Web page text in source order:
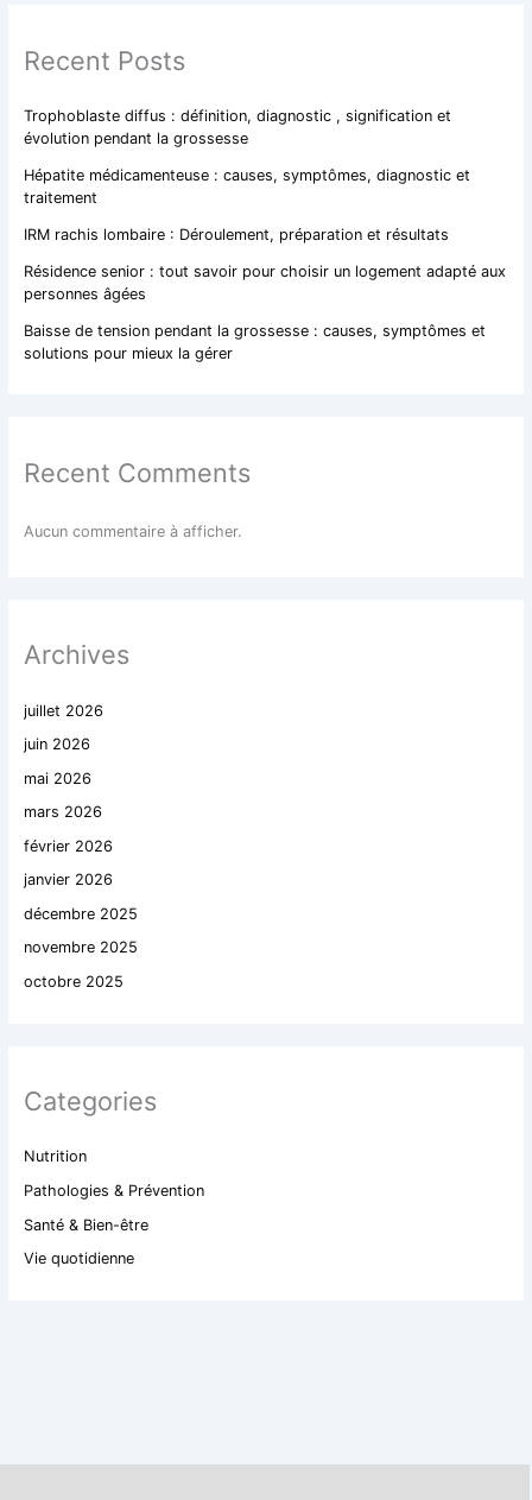
Recent Posts
Trophoblaste diffus : définition, diagnostic , signification et
évolution pendant la grossesse
Hépatite médicamenteuse : causes, symptômes, diagnostic et
traitement
IRM rachis lombaire : Déroulement, préparation et résultats
Résidence senior : tout savoir pour choisir un logement adapté aux
personnes âgées
Baisse de tension pendant la grossesse : causes, symptômes et
solutions pour mieux la gérer
Recent Comments
Aucun commentaire à afficher.
Archives
juillet 2026
juin 2026
mai 2026
mars 2026
février 2026
janvier 2026
décembre 2025
novembre 2025
octobre 2025
Categories
Nutrition
Pathologies & Prévention
Santé & Bien-être
Vie quotidienne